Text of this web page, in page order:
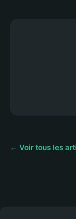
← Voir tous les